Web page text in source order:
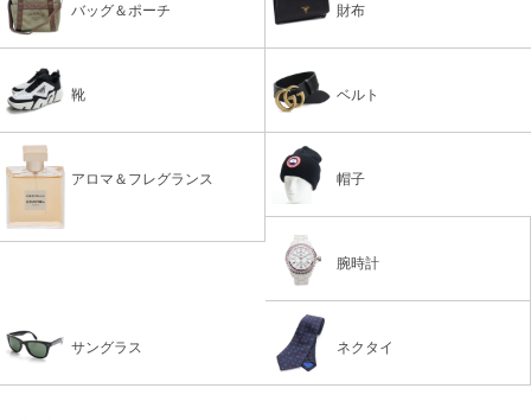
バッグ＆ポーチ 財布
靴 ベルト
アロマ＆フレグランス 帽子
腕時計
サングラス ネクタイ